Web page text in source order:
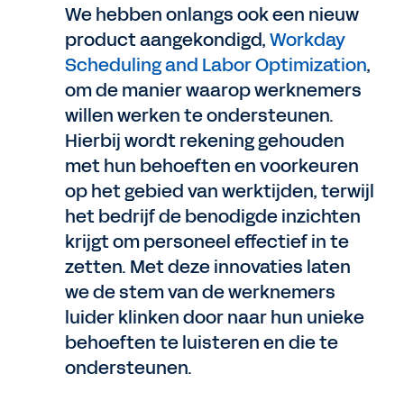
We hebben onlangs ook een nieuw
product aangekondigd,Workday
Scheduling and Labor Optimization,
om de manier waarop werknemers
willen werken te ondersteunen.
Hierbij wordt rekening gehouden
met hun behoeften en voorkeuren
op het gebied van werktijden, terwijl
het bedrijf de benodigde inzichten
krijgt om personeel effectief in te
zetten. Met deze innovaties laten
we de stem van de werknemers
luider klinken door naar hun unieke
behoeften te luisteren en die te
ondersteunen.